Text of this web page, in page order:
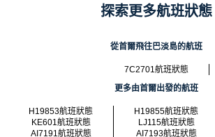
探索更多航班狀態
從首爾飛往巴淡島的航班
7C2701航班狀態
更多由首爾出發的航班
H19853航班狀態
H19855航班狀態
KE601航班狀態
LJ115航班狀態
AI7191航班狀態
AI7193航班狀態